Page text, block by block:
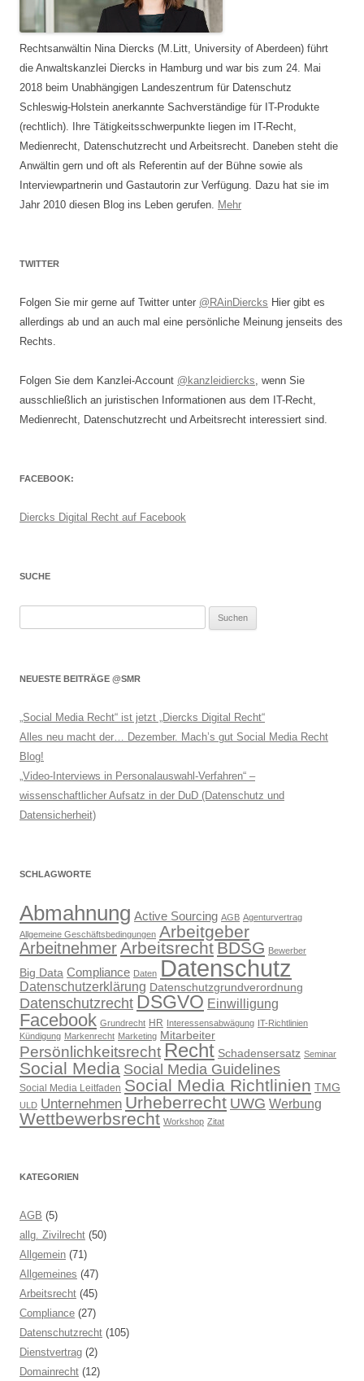
Rechtsanwältin Nina Diercks (M.Litt, University of Aberdeen) führt
die Anwaltskanzlei Diercks in Hamburg und war bis zum 24. Mai
2018 beim Unabhängigen Landeszentrum für Datenschutz
Schleswig-Holstein anerkannte Sachverständige für IT-Produkte
(rechtlich). Ihre Tätigkeitsschwerpunkte liegen im IT-Recht,
Medienrecht, Datenschutzrecht und Arbeitsrecht. Daneben steht die
Anwältin gern und oft als Referentin auf der Bühne sowie als
Interviewpartnerin und Gastautorin zur Verfügung. Dazu hat sie im
Jahr 2010 diesen Blog ins Leben gerufen.
Mehr
TWITTER
Folgen Sie mir gerne auf Twitter unter @RAinDiercks Hier gibt es
allerdings ab und an auch mal eine persönliche Meinung jenseits des
Rechts.
Folgen Sie dem Kanzlei-Account @kanzleidiercks , wenn Sie
ausschließlich an juristischen Informationen aus dem IT-Recht,
Medienrecht, Datenschutzrecht und Arbeitsrecht interessiert sind.
FACEBOOK:
Diercks Digital Recht auf Facebook
SUCHE
NEUESTE BEITRÄGE @SMR
„Social Media Recht“ ist jetzt „Diercks Digital Recht“
Alles neu macht der… Dezember. Mach’s gut Social Media Recht
Blog!
„Video-Interviews in Personalauswahl-Verfahren“ –
wissenschaftlicher Aufsatz in der DuD (Datenschutz und
Datensicherheit)
SCHLAGWORTE
Abmahnung Active Sourcing AGB Agenturvertrag
Allgemeine Geschäftsbedingungen Arbeitgeber
ArbeitnehmerArbeitsrecht BDSG Bewerber
Big Data Compliance Daten Datenschutz
Datenschutzerklärung Datenschutzgrundverordnung
Datenschutzrecht DSGVO Einwilligung
Facebook Grundrecht HR Interessensabwägung IT-Richtlinien
Kündigung Markenrecht Marketing Mitarbeiter
Persönlichkeitsrecht Recht Schadensersatz Seminar
Social Media Social Media Guidelines
Social Media Leitfaden Social Media Richtlinien TMG
ULD Unternehmen Urheberrecht UWG Werbung
Wettbewerbsrecht Workshop Zitat
KATEGORIEN
AGB (5)
allg. Zivilrecht (50)
Allgemein (71)
Allgemeines (47)
Arbeitsrecht (45)
Compliance (27)
Datenschutzrecht (105)
Dienstvertrag (2)
Domainrecht (12)